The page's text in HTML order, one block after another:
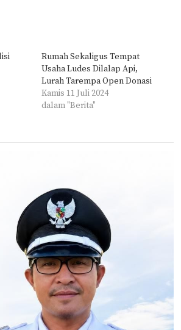
Rumah Sekaligus Tempat
Usaha Ludes Dilalap Api,
Lurah Tarempa Open Donasi
Kamis 11 Juli 2024
dalam "Berita"